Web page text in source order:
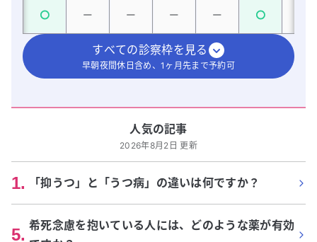
すべての診察枠を見る
早朝夜間休日含め、1ヶ月先まで予約可
人気の記事
2026年8月2日 更新
1. 「抑うつ」と「うつ病」の違いは何ですか？
5. 希死念慮を抱いている人には、どのような薬が有効